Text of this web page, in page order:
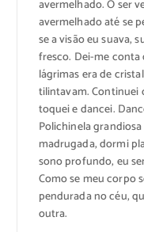
avermelhado. O ser
avermelhado até se
se a visão eu suava,
fresco. Dei-me
lágrimas era de
tilintavam. Continuei
toquei e dancei.
Polichinela
madrugada, dormi
sono profundo, eu
Como se meu corpo
pendurada no céu,
outra.